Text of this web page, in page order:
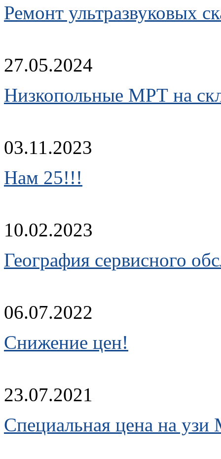
Ремонт ультразвуковых
27.05.2024
Низкопольные МРТ на
03.11.2023
Нам 25!!!
10.02.2023
География сервисного
06.07.2022
Снижение цен!
23.07.2021
Cпециальная цена на узи